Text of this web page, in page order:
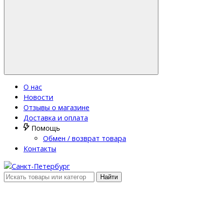
О нас
Новости
Отзывы о магазине
Доставка и оплата
Помощь
Обмен / возврат товара
Контакты
Найти